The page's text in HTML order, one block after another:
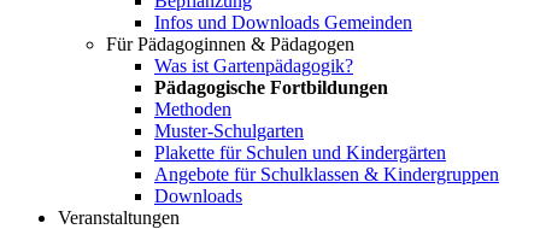
Infos und Downloads Gemeinden
Für Pädagoginnen & Pädagogen
Was ist Gartenpädagogik?
Pädagogische Fortbildungen
Methoden
Muster-Schulgarten
Plakette für Schulen und Kindergärten
Angebote für Schulklassen & Kindergruppen
Downloads
Veranstaltungen